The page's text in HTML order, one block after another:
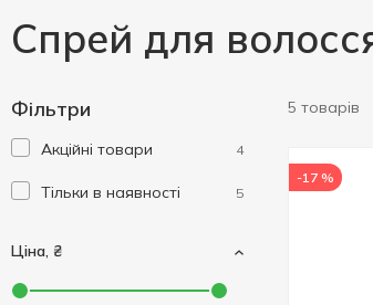
Спрей для
Фільтри
Акційні товари 4
Тільки в наявності 5
Ціна, ₴
5 товарів
-17 %